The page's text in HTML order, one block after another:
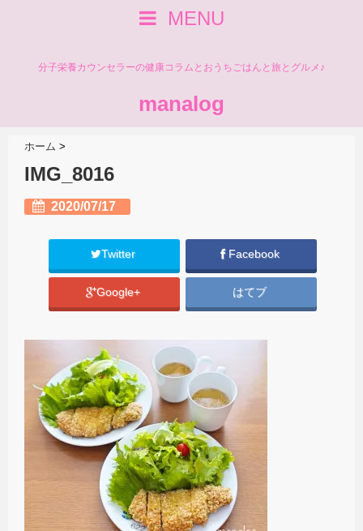
MENU
分子栄養カウンセラーの健康コラムとおうちごはんと旅とグルメ♪
manalog
ホーム >
IMG_8016
2020/07/17
Twitter Facebook
Google+ はてブ